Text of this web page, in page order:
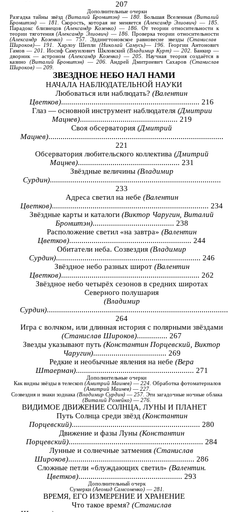
207
Дополнительные очерки
Разгадка тайны звёзд (Виталий Бронштэн)— 180. Большая Вселенная (Виталий
Бронштэн) — 181.Скорость ,которая не меняется (Александр Элиович)—
185.
Парадокс близнецов (Александр Козенко)— 186.От теории относительности к
теории тяготения (Александр Элиович) — 186. Проверка теории относительности
(Александр Козенко)— 757. Эддингтоновское равновесие звезды (Станислав
Широков)— 191. Харлоу Шепли (Николай Самусь)— 196. Георгии Антонович
Гамов — 201.Иосиф Самуилович Шкловский (Владимир Курт) — 202. Банкир —
дворник — астроном (Александр Козенко) — 205.Научная теория создаётся в
казино
(Виталий Бронштэн) — 206. Андрей Дмитриевич Сахаров (Станислав
Широков)— 209.
ЗВЕЗДНОЕ НЕБО НАЛ НАМИ
НАЧАЛА НАБЛЮДАТЕЛЬНОЙ НАУКИ
Любоваться или наблюдать?(Валентин
Цветков).................................................................... 216
Глаз — основной инструмент наблюдателя (Дмитрии
Мацнев)................................................ 219
Своя обсерватория(Дмитрий
Мацнев)......................................................................................
221
Обсерватория любительского коллектива (Дмитрий
Мацнев).................................................. 231
Звёздные величины (Владимир
Сурдин)....................................................................................
233
Адреса светил на небе (Валентин
Цветков)............................................................................. 234
Звёздные карты и каталоги(Виктор Чаругин, Виталий
Бронштэн)........................................ 238
Расположение светил «на завтра»(Валентин
Цветков)............................................................ 244
Обитатели неба. Созвездия(Владимир
Сурдин)....................................................................... 246
Звёздное небо разных широт (Валентин
Цветков).................................................................... 2б2
Звёздное небо четырёх сезонов в средних широтах
Северного полушария
(Владимир
Сурдин)
264
Игра с волчком, или длинная история с полярными звёздами
(Станислав Широков)............... 267
Звезды указывают путь(Константин Порцевский, Виктор
Чаругин).................................... 269
Редкие и необычные явления на небе(Вера
Штаерман).......................................................... 271
Дополнительные очерки
Как видны звёзды в телескоп (Амитрий Маинев) — 224. Обработка фотоматериалов
(Амитрий Маинев) — 227.
Созвездия и знаки зодиака (Владимир Сурдин)— 257.Эти загадочные ночные облака
(Виталий Ромейко)— 276.
ВИДИМОЕ ДВИЖЕНИЕ СОЛНЦА, ЛУНЫ И ПЛАНЕТ
Путь Солнца среди звёзд (Константин
Порцевский)............................................................... 280
Движение и фазы Луны (Константин
Порцевский).................................................................. 284
Лунные и солнечные затмения(Станислав
Широков).............................................................. 286
Сложные петли «блуждающих светил»(Валентин.
Цветков)................................................... 293
Дополнительный очерк
Сумерки (Аеонид Самсоненко) — 281.
ВРЕМЯ, ЕГО ИЗМЕРЕНИЕ И ХРАНЕНИЕ
Что такое время? (Станислав